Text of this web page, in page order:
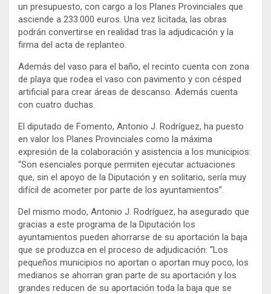
un presupuesto, con cargo a los Planes Provinciales que
asciende a 233.000 euros. Una vez licitada, las obras
podrán convertirse en realidad tras la adjudicación y la
firma del acta de replanteo.
Además del vaso para el baño, el recinto cuenta con zona
de playa que rodea el vaso con pavimento y con césped
artificial para crear áreas de descanso. Además cuenta
con cuatro duchas.
El diputado de Fomento, Antonio J. Rodríguez, ha puesto
en valor los Planes Provinciales como la máxima
expresión de la colaboración y asistencia a los municipios:
“Son esenciales porque permiten ejecutar actuaciones
que, sin el apoyo de la Diputación y en solitario, sería muy
difícil de acometer por parte de los ayuntamientos”.
Del mismo modo, Antonio J. Rodríguez, ha asegurado que
gracias a este programa de la Diputación los
ayuntamientos pueden ahorrarse de su aportación la baja
que se produzca en el proceso de adjudicación: “Los
pequeños municipios no aportan o aportan muy poco, los
medianos se ahorran gran parte de su aportación y los
grandes reducen de su aportación toda la baja que se